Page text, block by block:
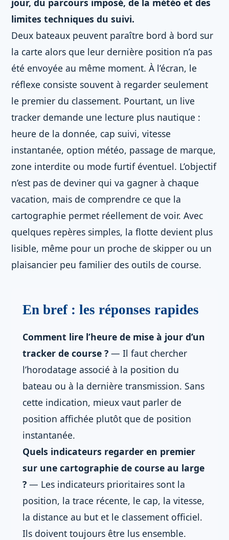
jour, du parcours imposé, de la météo et des
limites techniques du suivi.
Deux bateaux peuvent paraître bord à bord sur
la carte alors que leur dernière position n’a pas
été envoyée au même moment. À l’écran, le
réflexe consiste souvent à regarder seulement
le premier du classement. Pourtant, un live
tracker demande une lecture plus nautique :
heure de la donnée, cap suivi, vitesse
instantanée, option météo, passage de marque,
zone interdite ou mode furtif éventuel. L’objectif
n’est pas de deviner qui va gagner à chaque
vacation, mais de comprendre ce que la
cartographie permet réellement de voir. Avec
quelques repères simples, la flotte devient plus
lisible, même pour un proche de skipper ou un
plaisancier peu familier des outils de course.
En bref : les réponses rapides
Comment lire l’heure de mise à jour d’un
tracker de course ? — Il faut chercher
l’horodatage associé à la position du
bateau ou à la dernière transmission. Sans
cette indication, mieux vaut parler de
position affichée plutôt que de position
instantanée.
Quels indicateurs regarder en premier
sur une cartographie de course au large
? — Les indicateurs prioritaires sont la
position, la trace récente, le cap, la vitesse,
la distance au but et le classement officiel.
Ils doivent toujours être lus ensemble.